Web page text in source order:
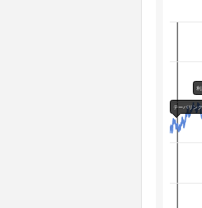
Chart
Chart
テーパ
利上げ
テーパリン
利